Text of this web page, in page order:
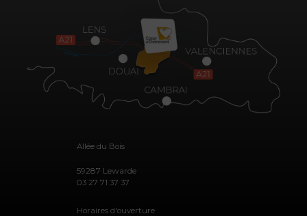
Allée du Bois
59287 Lewarde
03 27 71 37 37
Horaires d'ouverture